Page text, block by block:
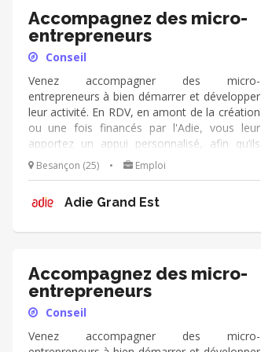
Accompagnez des micro-
entrepreneurs
Conseil
Venez accompagner des micro-
entrepreneurs à bien démarrer et développer
leur activité. En RDV, en amont de la création
ou une fois financés par l'Adie, vous leur
apportez un appui personnalisé, afin qu’ils
deviennent autonomes dans leur métier de
chef d’entreprise. Vous échangez
active et dans la durée. Vous utilisez le kit
Besançon (25) • Emploi
Adie Grand Est
Accompagnez des micro-
entrepreneurs
Conseil
Venez accompagner des micro-